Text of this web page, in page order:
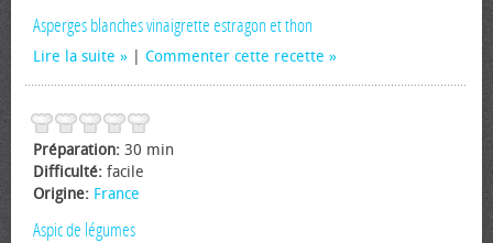
Asperges blanches vinaigrette estragon et thon
Lire la suite Commenter cette recette
Préparation: 30 min
Difficulté: facile
Origine: France
Aspic de légumes